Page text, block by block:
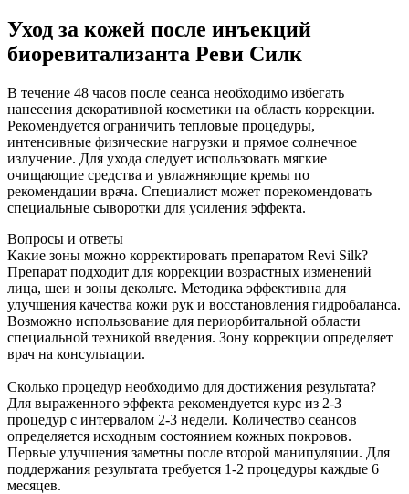
Уход за кожей после инъекций
биоревитализанта Реви Силк
В течение 48 часов после сеанса необходимо избегать
нанесения декоративной косметики на область коррекции.
Рекомендуется ограничить тепловые процедуры,
интенсивные физические нагрузки и прямое солнечное
излучение. Для ухода следует использовать мягкие
очищающие средства и увлажняющие кремы по
рекомендации врача. Специалист может порекомендовать
специальные сыворотки для усиления эффекта.
Вопросы и ответы
Какие зоны можно корректировать препаратом Revi Silk?
Препарат подходит для коррекции возрастных изменений
лица, шеи и зоны декольте. Методика эффективна для
улучшения качества кожи рук и восстановления гидробаланса.
Возможно использование для периорбитальной области
специальной техникой введения. Зону коррекции определяет
врач на консультации.
Сколько процедур необходимо для достижения результата?
Для выраженного эффекта рекомендуется курс из 2-3
процедур с интервалом 2-3 недели. Количество сеансов
определяется исходным состоянием кожных покровов.
Первые улучшения заметны после второй манипуляции. Для
поддержания результата требуется 1-2 процедуры каждые 6
месяцев.